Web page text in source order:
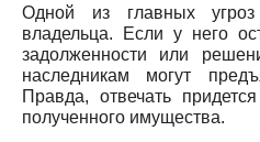
Одной из главных
владельца. Если у него
задолженности или
наследникам могут
Правда, отвечать
полученного имущества.